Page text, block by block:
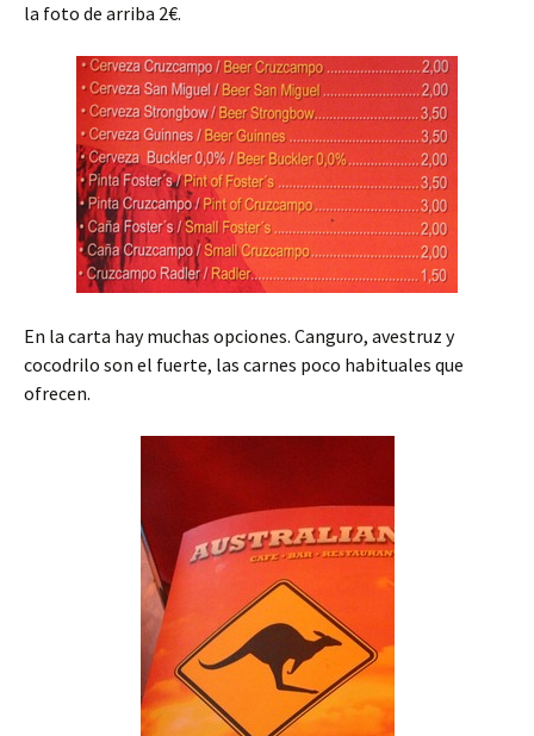
la foto de arriba 2€.
En la carta hay muchas opciones. Canguro, avestruz y
cocodrilo son el fuerte, las carnes poco habituales que
ofrecen.